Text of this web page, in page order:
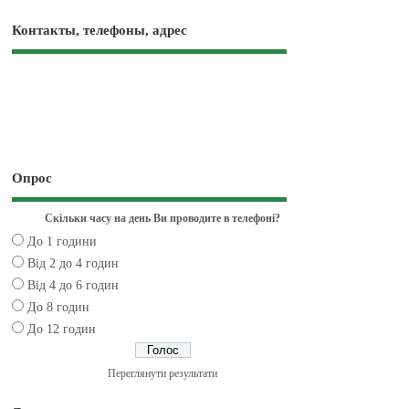
Контакты, телефоны, адрес
Опрос
Скільки часу на день Ви проводите в телефоні?
До 1 години
Від 2 до 4 годин
Від 4 до 6 годин
До 8 годин
До 12 годин
Переглянути результати